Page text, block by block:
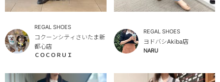
REGAL SHOES
コクーンシティさいたま新
都心店
ＣＯＣＯＲＵＩ
REGAL SHOES
ヨドバシAkiba店
NARU